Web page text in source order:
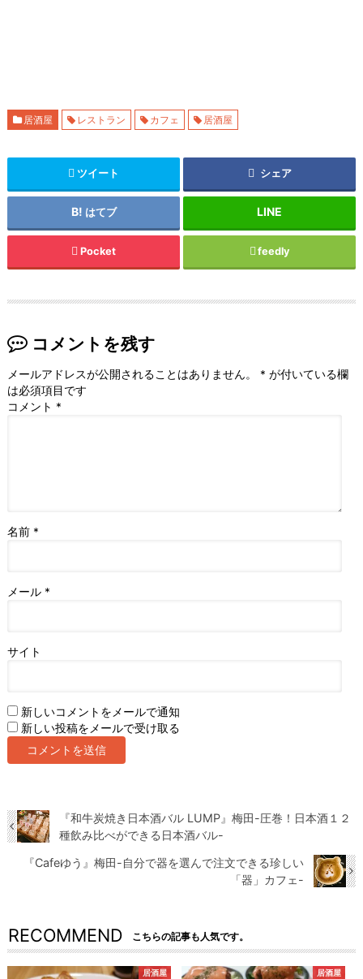
居酒屋 レストラン カフェ 居酒屋
ツイート シェア
はてブ
Pocket feedly
コメントを残す
メールアドレスが公開されることはありません。 * が付いている欄
は必須項目です
コメント *
名前 *
メール *
サイト
新しいコメントをメールで通知
新しい投稿をメールで受け取る
『和牛炭焼き日本酒バル LUMP』梅田-圧巻！日本酒１２
種飲み比べができる日本酒バル-
『Cafeゆう』梅田-自分で器を選んで注文できる珍しい
「器」カフェ-
RECOMMEND こちらの記事も人気です。
居酒屋 居酒屋